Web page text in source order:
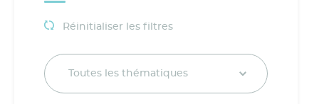
Réinitialiser les filtres
Toutes les thématiques